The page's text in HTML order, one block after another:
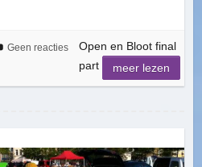
Geen reacties
Open en Bloot final
part
meer lezen